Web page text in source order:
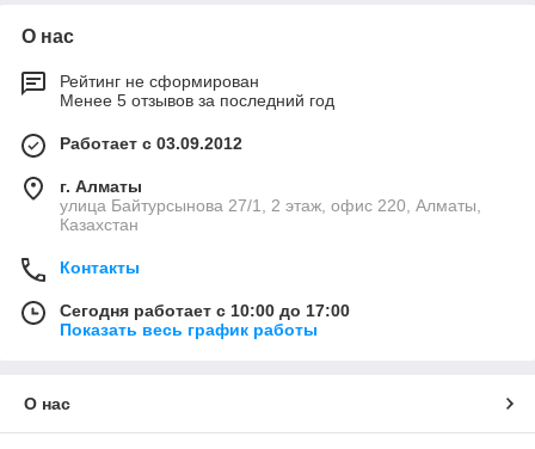
О нас
Рейтинг не сформирован
Менее 5 отзывов за последний год
Работает с 03.09.2012
г. Алматы
улица Байтурсынова 27/1, 2 этаж, офис 220, Алматы,
Казахстан
Контакты
Сегодня работает с 10:00 до 17:00
Показать весь график работы
О нас